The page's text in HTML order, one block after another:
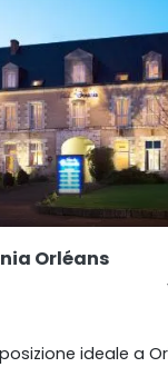
Orléans
ideale a